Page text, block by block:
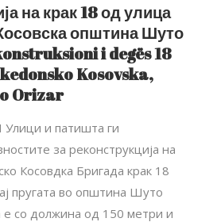
на крак 18 од улица
општина Шуто
i degës 18
Kosovska,
Orizar
Улици и патишта ги
за реконструкција на
Косовдка Бригада крак 18
пругата во општина Шуто
е со должина од 150 метри и